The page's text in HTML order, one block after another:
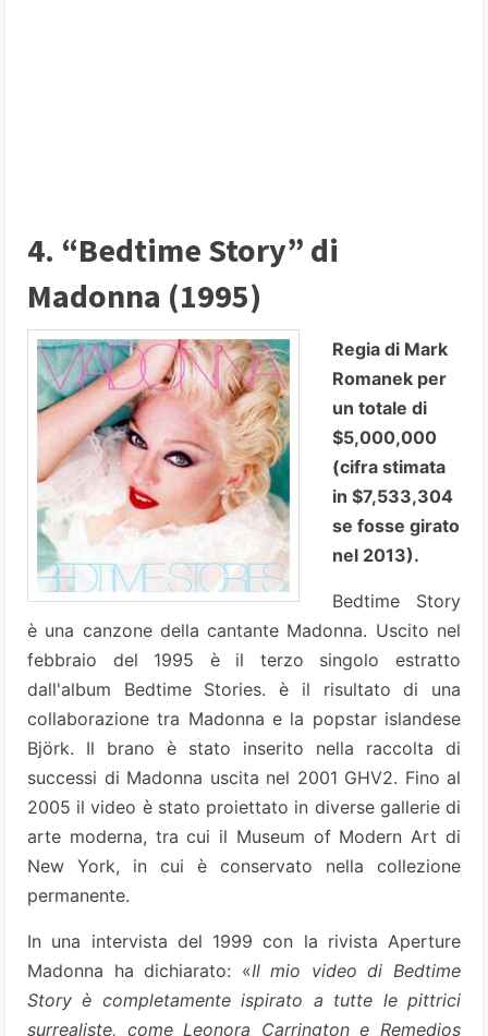
4. “Bedtime Story” di
Madonna (1995)
Regia di Mark
Romanek per
un totale di
$5,000,000
(cifra stimata
in $7,533,304
se fosse girato
nel 2013).
Bedtime Story
è una canzone della cantante Madonna. Uscito nel
febbraio del 1995 è il terzo singolo estratto
dall'album Bedtime Stories. è il risultato di una
collaborazione tra Madonna e la popstar islandese
Björk. Il brano è stato inserito nella raccolta di
successi di Madonna uscita nel 2001 GHV2. Fino al
2005 il video è stato proiettato in diverse gallerie di
arte moderna, tra cui il Museum of Modern Art di
New York, in cui è conservato nella collezione
permanente.
In una intervista del 1999 con la rivista Aperture
Madonna ha dichiarato: «Il mio video di Bedtime
Story è completamente ispirato a tutte le pittrici
surrealiste, come Leonora Carrington e Remedios